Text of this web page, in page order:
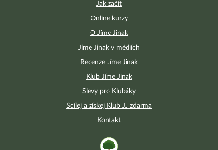
Jak začít
Online kurzy
O Jíme Jinak
Jíme Jinak v médiích
Recenze Jíme Jinak
Klub Jíme Jinak
Slevy pro Klubáky
Sdílej a získej Klub JJ zdarma
Kontakt